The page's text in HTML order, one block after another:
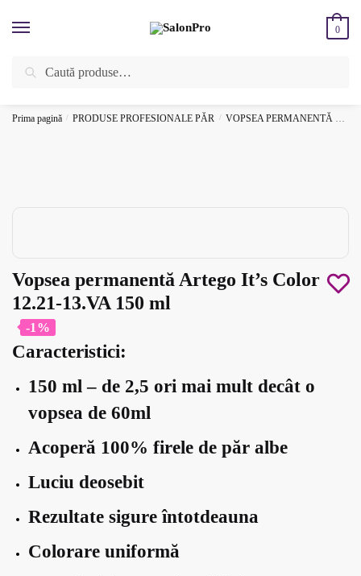
Caută
Caută
0
ÎNREGISTREAZĂ-TE SI BENEFICIEAZĂ DE CADOURI ȘI REDUCERI
Prima pagină / PRODUSE PROFESIONALE PĂR / VOPSEA PERMANENTĂ PROFESIONALĂ
Vopsea permanentă Artego It’s Color
12.21-13.VA 150 ml
-1%
Caracteristici:
150 ml – de 2,5 ori mai mult decât o
vopsea de 60ml
Acoperă 100% firele de păr albe
Luciu deosebit
Rezultate sigure întotdeauna
Colorare uniformă